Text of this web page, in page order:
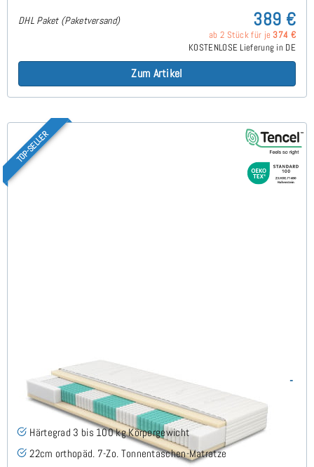
DHL Paket (Paketversand) 389 €
ab 2 Stück für je 374 €
KOSTENLOSE Lieferung in DE
Zum Artikel
TOP-SELLER
SERA H3 (TENCEL™ Lyocell) TTFK-Matratze 65x180 cm -
Sonderanfertigung
(489)
Härtegrad 3 bis 100 kg Körpergewicht
22cm orthopäd. 7-Zo. Tonnentaschen-Matratze